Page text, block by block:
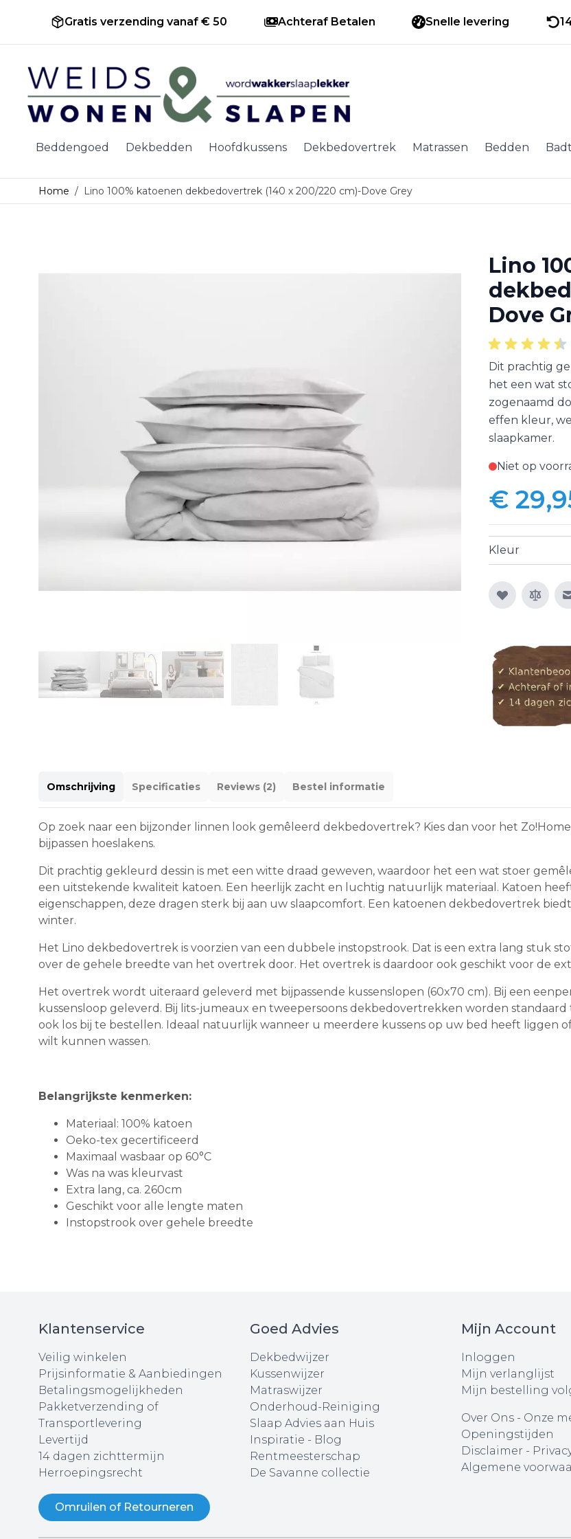
Gratis verzending vanaf € 50 Achteraf Betalen Snelle levering
Ga naar de inhoud
Beddengoed Dekbedden Hoofdkussens Dekbedovertrek Matrassen Bedden
Home / Lino 100% katoenen dekbedovertrek (140 x 200/220 cm)-Dove Grey
Lino
Dove
Dit prachtig
het een wat
zogenaamd
effen kleur,
slaapkamer.
Niet op
€
Kleur
Omschrijving Specificaties Reviews (2) Bestel informatie
Op zoek naar een bijzonder linnen look gemêleerd dekbedovertrek? Kies dan voor het
bijpassen hoeslakens.
Dit prachtig gekleurd dessin is met een witte draad geweven, waardoor het een wat stoer
een uitstekende kwaliteit katoen. Een heerlijk zacht en luchtig natuurlijk materiaal. Katoen
eigenschappen, deze dragen sterk bij aan uw slaapcomfort. Een katoenen dekbedovertrek
winter.
Het Lino dekbedovertrek is voorzien van een dubbele instopstrook. Dat is een extra lang stuk
over de gehele breedte van het overtrek door. Het overtrek is daardoor ook geschikt voor de
Het overtrek wordt uiteraard geleverd met bijpassende kussenslopen (60x70 cm). Bij een
kussensloop geleverd. Bij lits-jumeaux en tweepersoons dekbedovertrekken worden
ook los bij te bestellen. Ideaal natuurlijk wanneer u meerdere kussens op uw bed heeft liggen
wilt kunnen wassen.
Belangrijkste kenmerken:
Materiaal: 100% katoen
Oeko-tex gecertificeerd
Maximaal wasbaar op 60°C
Was na was kleurvast
Extra lang, ca. 260cm
Geschikt voor alle lengte maten
Instopstrook over gehele breedte
Klantenservice
Veilig winkelen
Prijsinformatie & Aanbiedingen
Betalingsmogelijkheden
Pakketverzending of
Transportlevering
Levertijd
14 dagen zichttermijn
Herroepingsrecht
Omruilen of Retourneren
Goed Advies
Dekbedwijzer
Kussenwijzer
Matraswijzer
Onderhoud-Reiniging
Slaap Advies aan Huis
Inspiratie - Blog
Rentmeesterschap
De Savanne collectie
Mijn Account
Inloggen
Mijn verlanglijst
Mijn bestelling
Over Ons- Onze
Openingstijden
Disclaimer -
Algemene